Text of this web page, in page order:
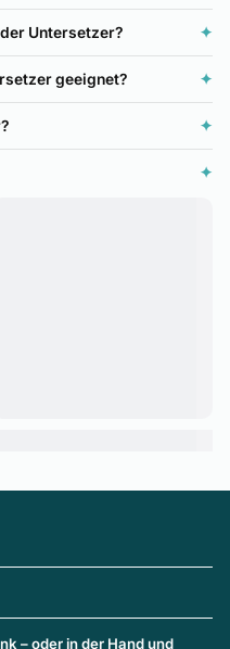
Untersetzer? ✦
geeignet? ✦
✦
✦
– oder in der Hand und